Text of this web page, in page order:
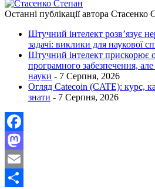
Останні публікації автора Стасенко
Штучний інтелект розв’язує
задачі: виклики для наукової
Штучний інтелект прискорює
програмного забезпечення,
науки - 7 Серпня, 2026
Огляд Catecoin (CATE): курс,
знати - 7 Серпня, 2026
Facebook
Mastodon
Email